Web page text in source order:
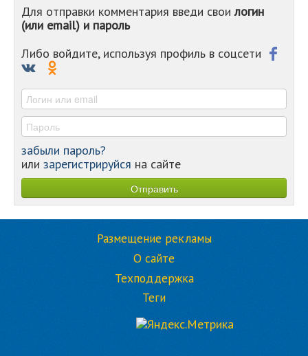
-
-
Для отправки комментария введи своилогин
(или email) и пароль
Либо войдите, используя профиль в соцсети
забыли пароль?
или зарегистрируйся на сайте
Чемоданный сет: 7 книг для отпуска,
которые трудно выпустить из рук (6
ЛИТЕРАТУРА